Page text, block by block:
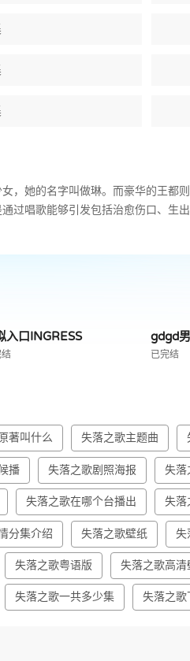
，她的名字叫做琳。而豪华的王都
过唱歌能够引发包括治愈伤口、生
入口INGRESS
结
gdgd男
已完结
著叫什么 失落之歌主题曲
播 失落之歌剧照海报 失落
失落之歌在哪个台播出 失落
分集介绍 失落之歌壁纸 失
失落之歌粤语版 失落之歌高清
失落之歌一共多少集 失落之歌